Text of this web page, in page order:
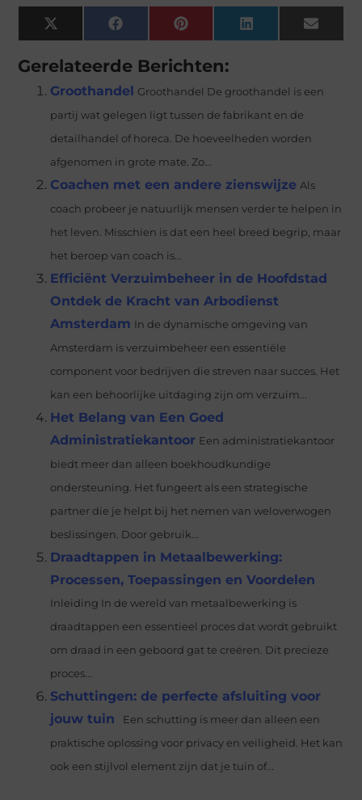
X
(Twitter)
FacebookPinterestLinkedInEmail
Gerelateerde Berichten:
Groothandel Groothandel De groothandel is een
partij wat gelegen ligt tussen de fabrikant en de
detailhandel of horeca. De hoeveelheden worden
afgenomen in grote mate. Zo...
Coachen met een andere zienswijze Als
coach probeer je natuurlijk mensen verder te helpen in
het leven. Misschien is dat een heel breed begrip, maar
het beroep van coach is...
Efficiënt Verzuimbeheer in de Hoofdstad
Ontdek de Kracht van Arbodienst
Amsterdam In de dynamische omgeving van
Amsterdam is verzuimbeheer een essentiële
component voor bedrijven die streven naar succes. Het
kan een behoorlijke uitdaging zijn om verzuim...
Het Belang van Een Goed
Administratiekantoor Een administratiekantoor
biedt meer dan alleen boekhoudkundige
ondersteuning. Het fungeert als een strategische
partner die je helpt bij het nemen van weloverwogen
beslissingen. Door gebruik...
Draadtappen in Metaalbewerking:
Processen, Toepassingen en Voordelen
Inleiding In de wereld van metaalbewerking is
draadtappen een essentieel proces dat wordt gebruikt
om draad in een geboord gat te creëren. Dit precieze
proces...
Schuttingen: de perfecte afsluiting voor
jouw tuin
Een schutting is meer dan alleen een
praktische oplossing voor privacy en veiligheid. Het kan
ook een stijlvol element zijn dat je tuin of...